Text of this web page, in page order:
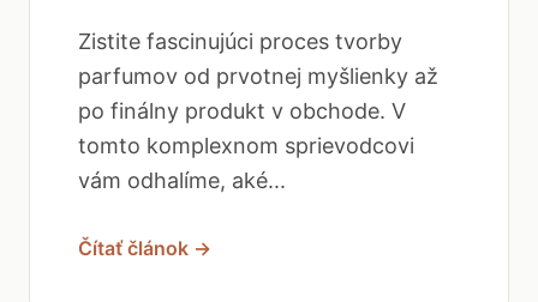
Zistite fascinujúci proces tvorby
parfumov od prvotnej myšlienky až
po finálny produkt v obchode. V
tomto komplexnom sprievodcovi
vám odhalíme, aké...
Čítať článok →